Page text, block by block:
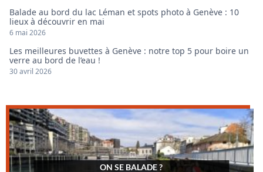
Balade au bord du lac Léman et spots photo à Genève : 10
lieux à découvrir en mai
6 mai 2026
Les meilleures buvettes à Genève : notre top 5 pour boire un
verre au bord de l’eau !
30 avril 2026
ON SE BALADE ?